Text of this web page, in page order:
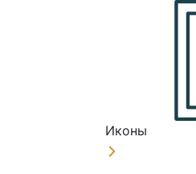
Иконы